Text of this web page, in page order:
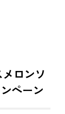
ロンソ
ペーン